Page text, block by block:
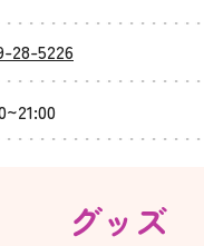
28-5226
グッズ